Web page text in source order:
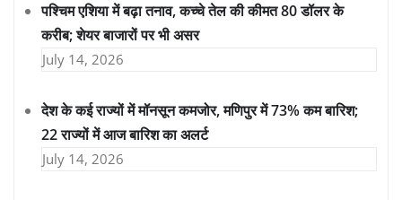
पश्चिम एशिया में बढ़ा तनाव, कच्चे तेल की कीमत 80 डॉलर के
करीब; शेयर बाजारों पर भी असर
July 14, 2026
देश के कई राज्यों में मॉनसून कमजोर, मणिपुर में 73% कम बारिश;
22 राज्यों में आज बारिश का अलर्ट
July 14, 2026